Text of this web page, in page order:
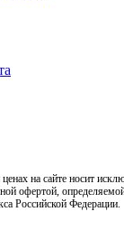
на сайте носит
офертой,
Российской Федерации.